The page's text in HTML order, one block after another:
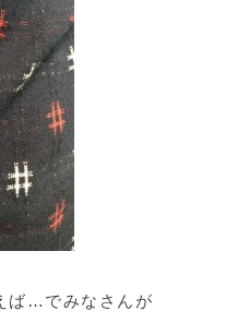
ば…でみなさんが